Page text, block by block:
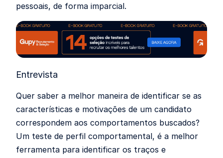
pessoais, de forma imparcial.
Entrevista
Quer saber a melhor maneira de identificar se as
características e motivações de um candidato
correspondem aos comportamentos buscados?
Um teste de perfil comportamental, é a melhor
ferramenta para identificar os traços e